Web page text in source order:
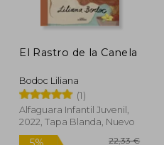
El Rastro de la Canela
Bodoc Liliana
(1)
Alfaguara Infantil Juvenil,
2022, Tapa Blanda, Nuevo